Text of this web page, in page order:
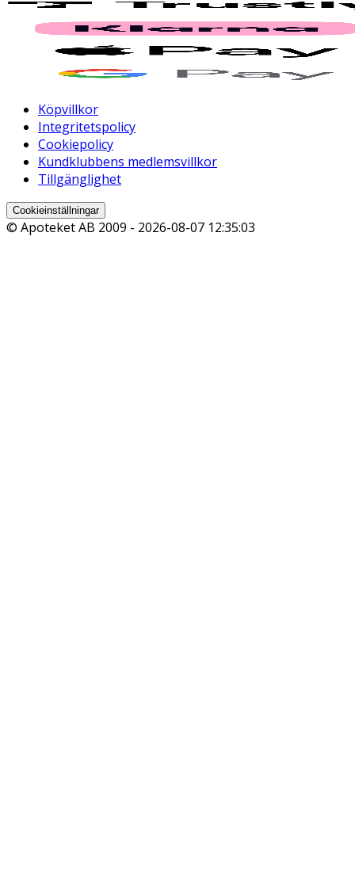
Köpvillkor
Integritetspolicy
Cookiepolicy
Kundklubbens medlemsvillkor
Tillgänglighet
Cookieinställningar
© Apoteket AB 2009 - 2026-08-07 12:35:03